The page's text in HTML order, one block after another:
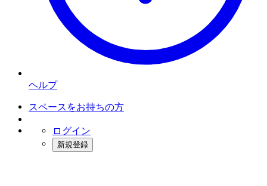
ヘルプ
スペースをお持ちの方
ログイン
新規登録